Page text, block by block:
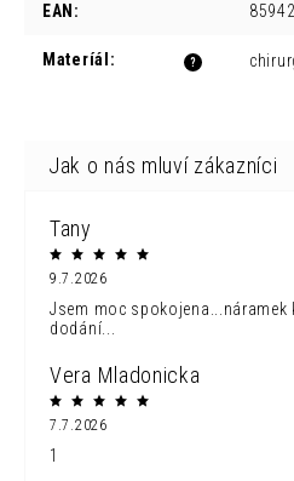
EAN :
?
Materíál :
Tany
9.7.2026
Jsem moc spokojena...náramek
dodání...
Vera Mladonicka
7.7.2026
1